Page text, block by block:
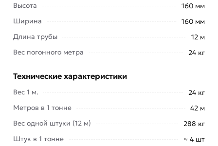
на стройматериалы.
160х160х5 мм: простота и удобство монтажа,
широкий выбор вариантов конструирования,
противодействие статическим нагрузкам,
практичное хранение, удобная
транспортировка.
Профильную квадратную трубу 160х160х5 купить
на складе можно в компании «
Высота
160 мм
Ширина
160 мм
Длина трубы
12 м
Вес погонного метра
24 кг
Технические характеристики
Вес 1 м.
24 кг
Метров в 1 тонне
42 м
Вес одной штуки (12 м)
288 кг
Штук в 1 тонне
≈ 4 шт